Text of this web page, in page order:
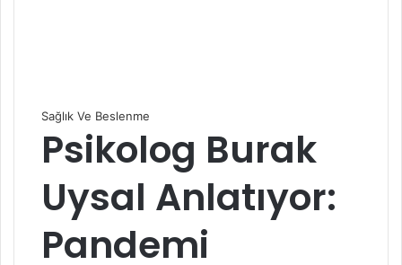
Sağlık Ve Beslenme
Psikolog Burak
Uysal Anlatıyor:
Pandemi